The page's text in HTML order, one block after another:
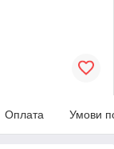
Оплата Умови